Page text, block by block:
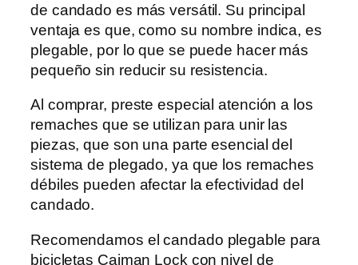
de candado es más versátil. Su principal
ventaja es que, como su nombre indica, es
plegable, por lo que se puede hacer más
pequeño sin reducir su resistencia.
Al comprar, preste especial atención a los
remaches que se utilizan para unir las
piezas, que son una parte esencial del
sistema de plegado, ya que los remaches
débiles pueden afectar la efectividad del
candado.
Recomendamos el candado plegable para
bicicletas Caiman Lock con nivel de